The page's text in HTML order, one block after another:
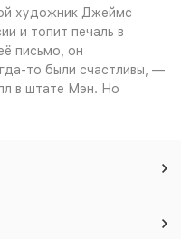
художник Джеймс
и топит печаль в
письмо, он
то были счастливы, —
в штате Мэн. Но